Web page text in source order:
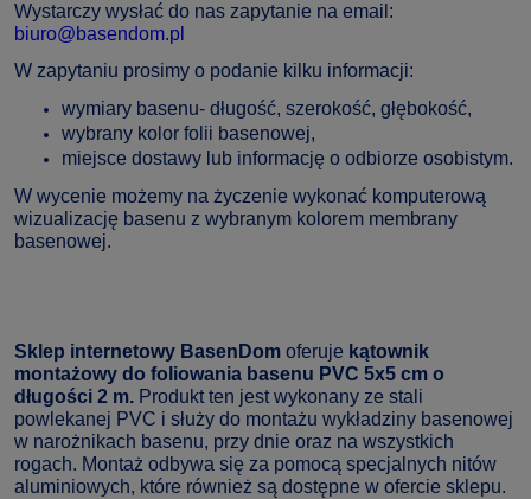
Wystarczy wysłać do nas zapytanie na email:
biuro@basendom.pl
W zapytaniu prosimy o podanie kilku informacji:
wymiary basenu- długość, szerokość, głębokość,
wybrany kolor folii basenowej,
miejsce dostawy lub informację o odbiorze osobistym.
W wycenie możemy na życzenie wykonać komputerową
wizualizację basenu z wybranym kolorem membrany
basenowej.
Sklep internetowy BasenDom oferuje kątownik
montażowy do foliowania basenu PVC 5x5 cm o
długości 2 m. Produkt ten jest wykonany ze stali
powlekanej PVC i służy do montażu wykładziny basenowej
w narożnikach basenu, przy dnie oraz na wszystkich
rogach. Montaż odbywa się za pomocą specjalnych nitów
aluminiowych, które również są dostępne w ofercie sklepu.